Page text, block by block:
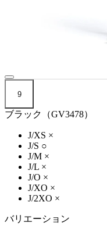
9
ブラック（GV3478）
J/XS ×
J/S ○
J/M ×
J/L ×
J/O ×
J/XO ×
J/2XO ×
バリエーション